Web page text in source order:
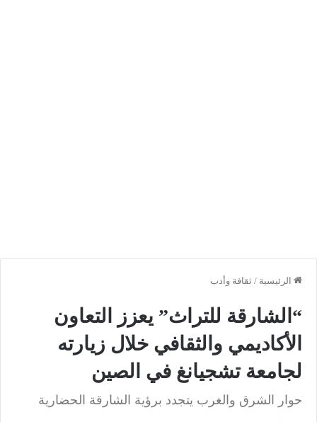
الرئيسية / ثقافة وأدب
“الشارقة للتراث” يعزز التعاون
الأكاديمي والثقافي خلال زيارته
لجامعة تشجيانغ في الصين
حوار الشرق والغرب يتجدد برؤية الشارقة الحضارية